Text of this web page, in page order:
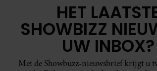
HET
SHOWBIZZ
UW INBOX?
Met de Showbuzz-nieuwsbrief krijgt u